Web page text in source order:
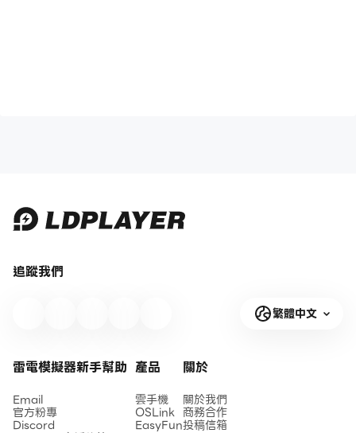
追蹤我們
繁體中文
雷電模擬器新手幫助
Email
官方粉專
Discord
產品
雲手機
OSLink
EasyFun
關於
關於我們
商務合作
投稿信箱